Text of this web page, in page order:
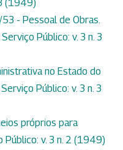
(1949)
- Pessoal de Obras.
Público: v. 3 n. 3
no Estado do
Público: v. 3 n. 3
próprios para
Público: v. 3 n. 2 (1949)